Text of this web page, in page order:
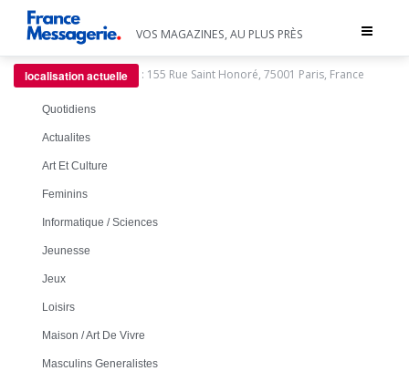
Toggle
VOS MAGAZINES, AU PLUS PRÈS
localisation actuelle : 155 Rue Saint Honoré, 75001 Paris, France
Quotidiens
Actualites
Art Et Culture
Feminins
Informatique / Sciences
Jeunesse
Jeux
Loisirs
Maison / Art De Vivre
Masculins Generalistes